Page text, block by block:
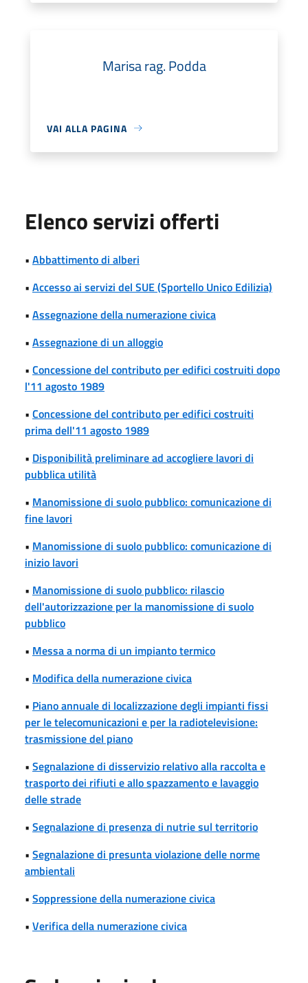
Marisa rag. Podda
VAI ALLA PAGINA
Elenco servizi offerti
• Abbattimento di alberi
• Accesso ai servizi del SUE (Sportello Unico Edilizia)
• Assegnazione della numerazione civica
• Assegnazione di un alloggio
• Concessione del contributo per edifici costruiti dopo
l'11 agosto 1989
• Concessione del contributo per edifici costruiti
prima dell'11 agosto 1989
• Disponibilità preliminare ad accogliere lavori di
pubblica utilità
• Manomissione di suolo pubblico: comunicazione di
fine lavori
• Manomissione di suolo pubblico: comunicazione di
inizio lavori
• Manomissione di suolo pubblico: rilascio
dell'autorizzazione per la manomissione di suolo
pubblico
• Messa a norma di un impianto termico
• Modifica della numerazione civica
• Piano annuale di localizzazione degli impianti fissi
per le telecomunicazioni e per la radiotelevisione:
trasmissione del piano
• Segnalazione di disservizio relativo alla raccolta e
trasporto dei rifiuti e allo spazzamento e lavaggio
delle strade
• Segnalazione di presenza di nutrie sul territorio
• Segnalazione di presunta violazione delle norme
ambientali
• Soppressione della numerazione civica
• Verifica della numerazione civica